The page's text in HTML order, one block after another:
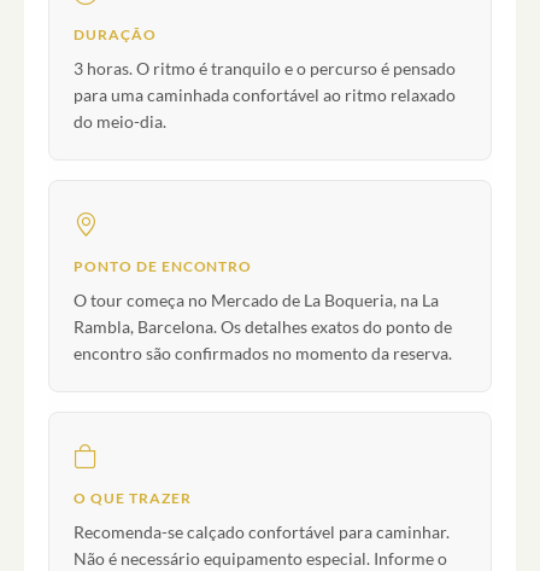
DURAÇÃO
3 horas. O ritmo é tranquilo e o percurso é pensado
para uma caminhada confortável ao ritmo relaxado
do meio-dia.
PONTO DE ENCONTRO
O tour começa no Mercado de La Boqueria, na La
Rambla, Barcelona. Os detalhes exatos do ponto de
encontro são confirmados no momento da reserva.
O QUE TRAZER
Recomenda-se calçado confortável para caminhar.
Não é necessário equipamento especial. Informe o